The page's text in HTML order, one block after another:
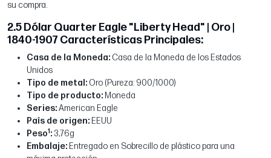
su compra.
2.5 Dólar Quarter Eagle "Liberty Head" | Oro |
1840-1907 Características Principales:
Casa de la Moneda: Casa de la Moneda de los Estados
Unidos
Tipo de metal: Oro (Pureza: 900/1000)
Tipo de producto: Moneda
Series:American Eagle
País de origen: EEUU
Peso1: 3,76g
Embalaje: Entregado en Sobrecillo de plástico para una